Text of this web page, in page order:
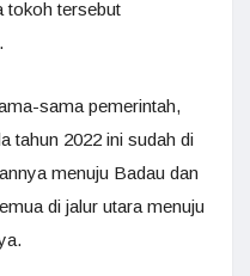
tokoh tersebut
sama pemerintah,
tahun 2022 ini sudah di
menuju Badau dan
di jalur utara menuju